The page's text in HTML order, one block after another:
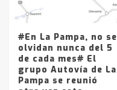
#En La Pampa, no se
olvidan nunca del 5
de cada mes# El
grupo Autovía de La
Pampa se reunió